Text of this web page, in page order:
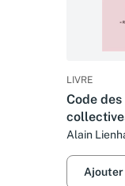
LIVRE
Code
Alain
Ajouter